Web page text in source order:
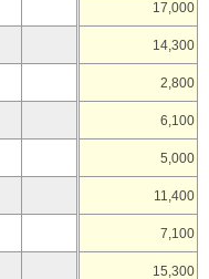
17,000
14,300
2,800
6,100
5,000
11,400
7,100
15,300